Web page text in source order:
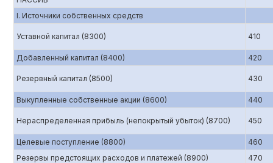
I. Источники собственных средств
Уставной капитал (8300) 410
Добавленный капитал (8400) 420
Резервный капитал (8500) 430
Выкупленные собственные акции (8600) 440
Нераспределенная прибыль (непокрытый убыток) (8700) 450
Целевые поступление (8800)
460
Резервы предстоящих расходов и платежей (8900)
470